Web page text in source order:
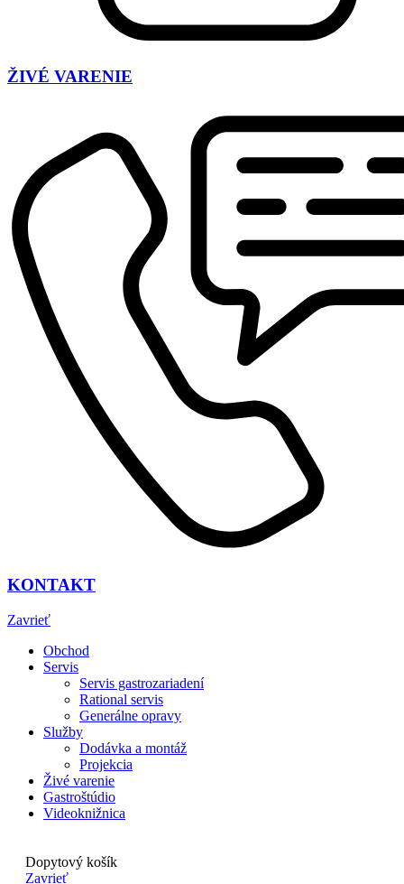
ŽIVÉ VARENIE
KONTAKT
Zavrieť
Obchod
Servis
Servis gastrozariadení
Rational servis
Generálne opravy
Služby
Dodávka a montáž
Projekcia
Živé varenie
Gastroštúdio
Videoknižnica
Dopytový košík
Zavrieť